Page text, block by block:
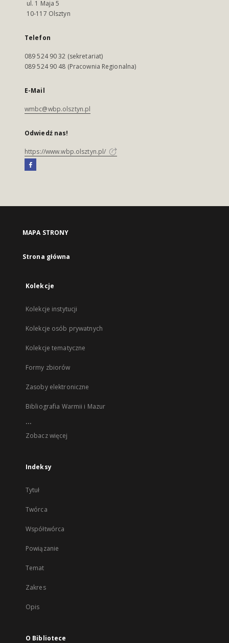
ul. 1 Maja 5
10-117 Olsztyn
Telefon
089 524 90 32 (sekretariat)
089 524 90 48 (Pracownia Regionalna)
E-Mail
wmbc@wbp.olsztyn.pl
Odwiedź nas!
https://www.wbp.olsztyn.pl/
MAPA STRONY
Strona główna
Kolekcje
Kolekcje instytucji
Kolekcje osób prywatnych
Kolekcje tematyczne
Formy zbiorów
Zasoby elektroniczne
Bibliografia Warmii i Mazur
...
Zobacz więcej
Indeksy
Tytuł
Twórca
Współtwórca
Powiązanie
Temat
Zakres
Opis
O Bibliotece